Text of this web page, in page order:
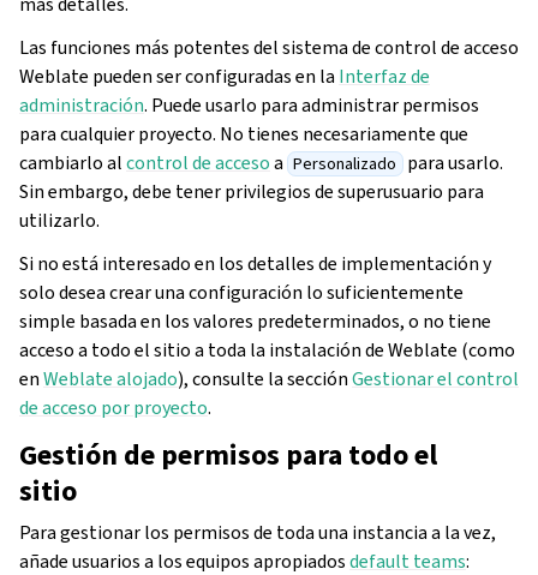
Las funciones más potentes del sistema de control de acceso
Weblate pueden ser configuradas en la Interfaz de
administración. Puede usarlo para administrar permisos
para cualquier proyecto. No tienes necesariamente que
cambiarlo alcontrol de accesoa Personalizado para usarlo.
Sin embargo, debe tener privilegios de superusuario para
utilizarlo.
Si no está interesado en los detalles de implementación y
solo desea crear una configuración lo suficientemente
simple basada en los valores predeterminados, o no tiene
acceso a todo el sitio a toda la instalación de Weblate (como
enWeblate alojado), consulte la secciónGestionar el control
de acceso por proyecto.
Gestión de permisos para todo el
sitio
Para gestionar los permisos de toda una instancia a la vez,
añade usuarios a los equipos apropiadosdefault teams: